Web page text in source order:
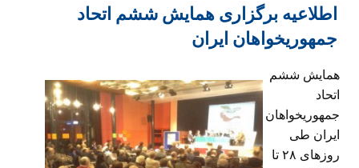
اطلاعیه برگزاری همایش ششم اتحاد
جمهوریخواهان ایران
همایش ششم
اتحاد
جمهوریخواهان
ایران طی
روزهای ۲۸ تا